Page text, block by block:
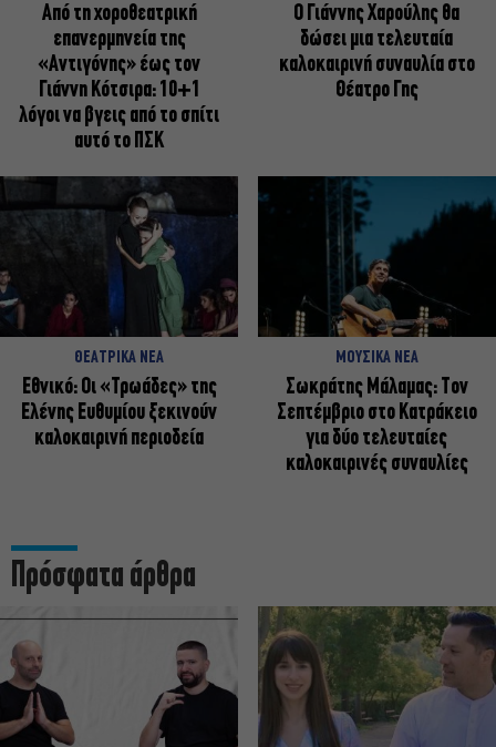
Από τη χοροθεατρική
επανερμηνεία της
«Αντιγόνης» έως τον
Γιάννη Κότσιρα: 10+1
λόγοι να βγεις από το σπίτι
αυτό το ΠΣΚ
Ο Γιάννης Χαρούλης θα
δώσει μια τελευταία
καλοκαιρινή συναυλία στο
Θέατρο Γης
ΘΕΑΤΡΙΚΑ ΝΕΑ
Εθνικό: Οι «Τρωάδες» της
Ελένης Ευθυμίου ξεκινούν
καλοκαιρινή περιοδεία
ΜΟΥΣΙΚΑ ΝΕΑ
Σωκράτης Μάλαμας: Τον
Σεπτέμβριο στο Κατράκειο
για δύο τελευταίες
καλοκαιρινές συναυλίες
Πρόσφατα άρθρα